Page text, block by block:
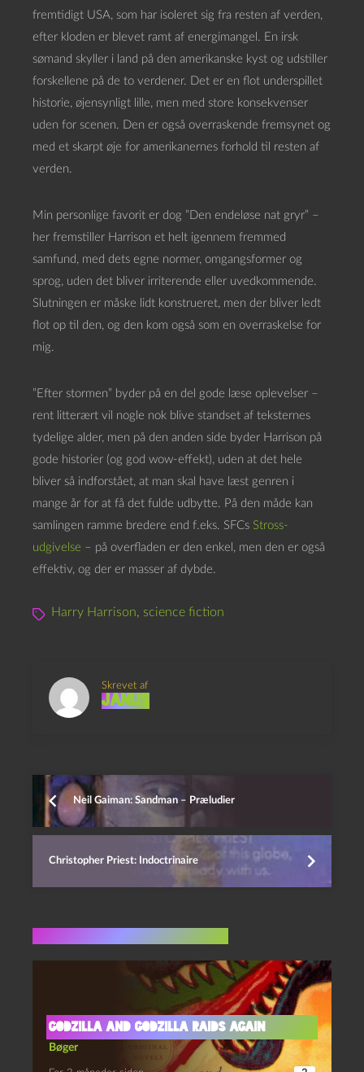
fremtidigt USA, som har isoleret sig fra resten af verden,
efter kloden er blevet ramt af energimangel. En irsk
sømand skyller i land på den amerikanske kyst og udstiller
forskellene på de to verdener. Det er en flot underspillet
historie, øjensynligt lille, men med store konsekvenser
uden for scenen. Den er også overraskende fremsynet og
med et skarpt øje for amerikanernes forhold til resten af
verden.
Min personlige favorit er dog ”Den endeløse nat gryr” –
her fremstiller Harrison et helt igennem fremmed
samfund, med dets egne normer, omgangsformer og
sprog, uden det bliver irriterende eller uvedkommende.
Slutningen er måske lidt konstrueret, men der bliver ledt
flot op til den, og den kom også som en overraskelse for
mig.
”Efter stormen” byder på en del gode læse oplevelser –
rent litterært vil nogle nok blive standset af teksternes
tydelige alder, men på den anden side byder Harrison på
gode historier (og god wow-effekt), uden at det hele
bliver så indforstået, at man skal have læst genren i
mange år for at få det fulde udbytte. På den måde kan
samlingen ramme bredere end f.eks. SFCs Stross-
udgivelse – på overfladen er den enkel, men den er også
effektiv, og der er masser af dybde.
Harry Harrison, science fiction
Skrevet af
Janus
Neil Gaiman: Sandman – Præludier
Christopher Priest: Indoctrinaire
Godzilla and Godzilla Raids Again
Bøger